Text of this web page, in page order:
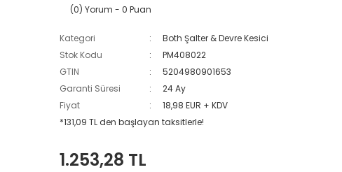
(0) Yorum - 0 Puan
Kategori
Both Şalter & Devre Kesici
Stok Kodu
PM408022
GTIN
5204980901653
Garanti Süresi
24 Ay
Fiyat
18,98 EUR + KDV
*131,09 TL den başlayan taksitlerle!
1.253,28 TL